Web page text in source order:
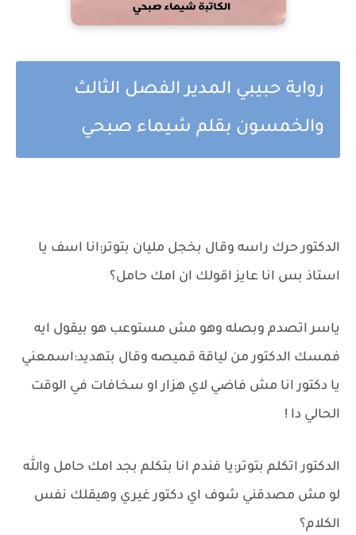
رواية حبيبي المدير الفصل الثالث
والخمسون بقلم شيماء صبحي
الدكتور حرك راسه وقال بخجل مليان بتوتر:انا اسف يا
استاذ بس انا عايز اقولك ان امك حامل؟
ياسر اتصدم وبصله وهو مش مستوعب هو بيقول ايه
فمسك الدكتور من لياقة قميصه وقال بتهديد:اسمعني
يا دكتور انا مش فاضي لاي هزار او سخافات في الوقت
الحالي دا !
الدكتور اتكلم بتوتر:يا فندم انا بتكلم بجد امك حامل والله
لو مش مصدقني شوف اي دكتور غيري وهيقلك نفس
الكلام؟